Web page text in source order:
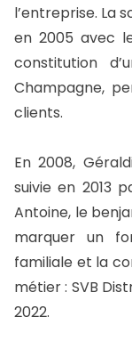
l’entreprise. La
en 2005 avec
constitution
Champagne,
clients.
En 2008,
suivie en 2013
Antoine, le
marquer un
familiale et la
métier : SVB
2022.